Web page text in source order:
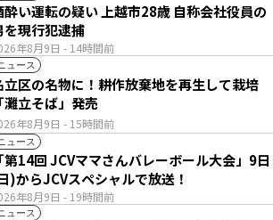
年8月9日 - 14時間前
酔い運転の疑い 上越市28歳 自称会社役員の
を現行犯逮捕
ュース
年8月9日 - 15時間前
立区の名物に！耕作放棄地を再生して栽培
「灘立そば」発売
ュース
年8月9日 - 19時間前
「第14回 JCVママさんバレーボール大会」9日
)からJCVスペシャルで放送！
ュース